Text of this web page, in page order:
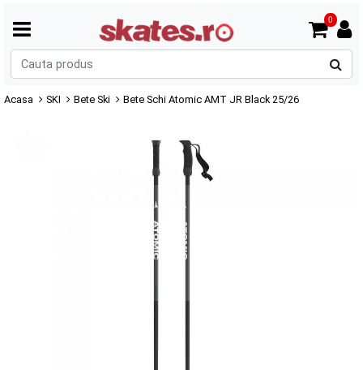
0
Acasa SKI Bete Ski Bete Schi Atomic AMT JR Black 25/26